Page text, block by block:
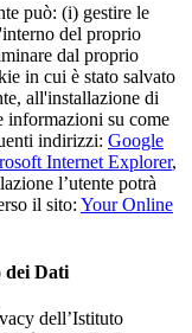
può: (i) gestire le
del proprio
dal proprio
in cui è stato salvato
all'installazione di
informazioni su come
indirizzi: Google
Internet Explorer,
l’utente potrà
il sito: Your Online
dei Dati
dell’Istituto